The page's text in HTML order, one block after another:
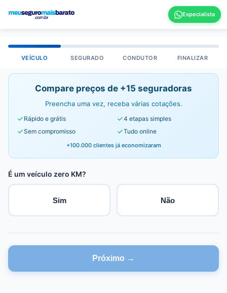
VEÍCULO SEGURADO CONDUTOR FINALIZAR
Compare preços de +15 seguradoras
Preencha uma vez, receba várias cotações.
Rápido e grátis
4 etapas simples
Sem compromisso
Tudo online
+100.000 clientes já economizaram
É um veículo zero KM?
Sim Não
Próximo →